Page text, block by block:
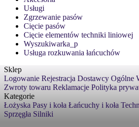
Usługi
Zgrzewanie pasów
Cięcie pasów
Cięcie elementów techniki liniowej
Wyszukiwarka_p
Usługa rozkuwania łańcuchów
Sklep
Logowanie Rejestracja Dostawcy Ogólne
Zwroty towaru Reklamacje Polityka
Kategorie
Łożyska Pasy i koła Łańcuchy i koła
Sprzęgła Silniki